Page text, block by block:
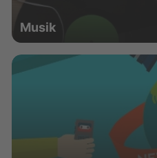
Musik